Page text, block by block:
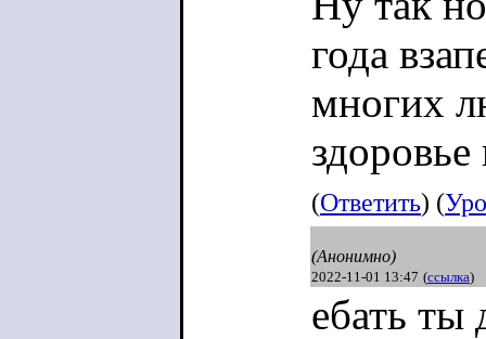
года
многих
(Ответить) (
(Анонимно)
2022-11-01 13:47 (ссылка)
ебать ты